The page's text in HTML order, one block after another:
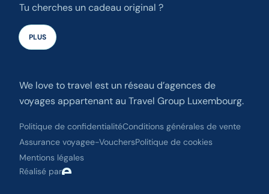
Tu cherches un cadeau original ?
PLUS
We love to travel est un réseau d’agences de
voyages appartenant au Travel Group Luxembourg.
Politique de confidentialitéConditions générales de vente
Assurance voyagee-VouchersPolitique de cookies
Mentions légales
Réalisé par